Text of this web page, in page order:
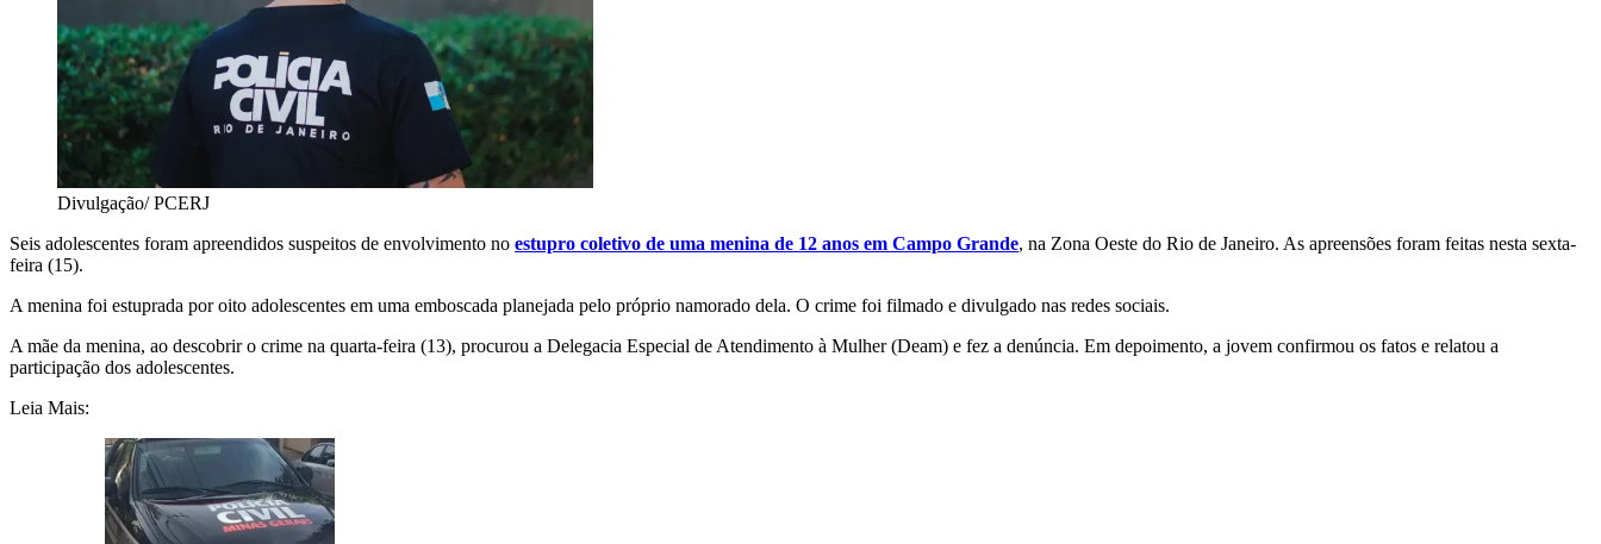
Divulgação/ PCERJ
Seis adolescentes foram apreendidos suspeitos de envolvimento no estupro coletivo de uma menina de 12 anos em Campo Grande, na Zona Oeste do Rio de Janeiro. As apreensões foram feitas nesta sexta-
feira (15).
A menina foi estuprada por oito adolescentes em uma emboscada planejada pelo próprio namorado dela. O crime foi filmado e divulgado nas redes sociais.
A mãe da menina, ao descobrir o crime na quarta-feira (13), procurou a Delegacia Especial de Atendimento à Mulher (Deam) e fez a denúncia. Em depoimento, a jovem confirmou os fatos e relatou a
participação dos adolescentes.
Leia Mais: